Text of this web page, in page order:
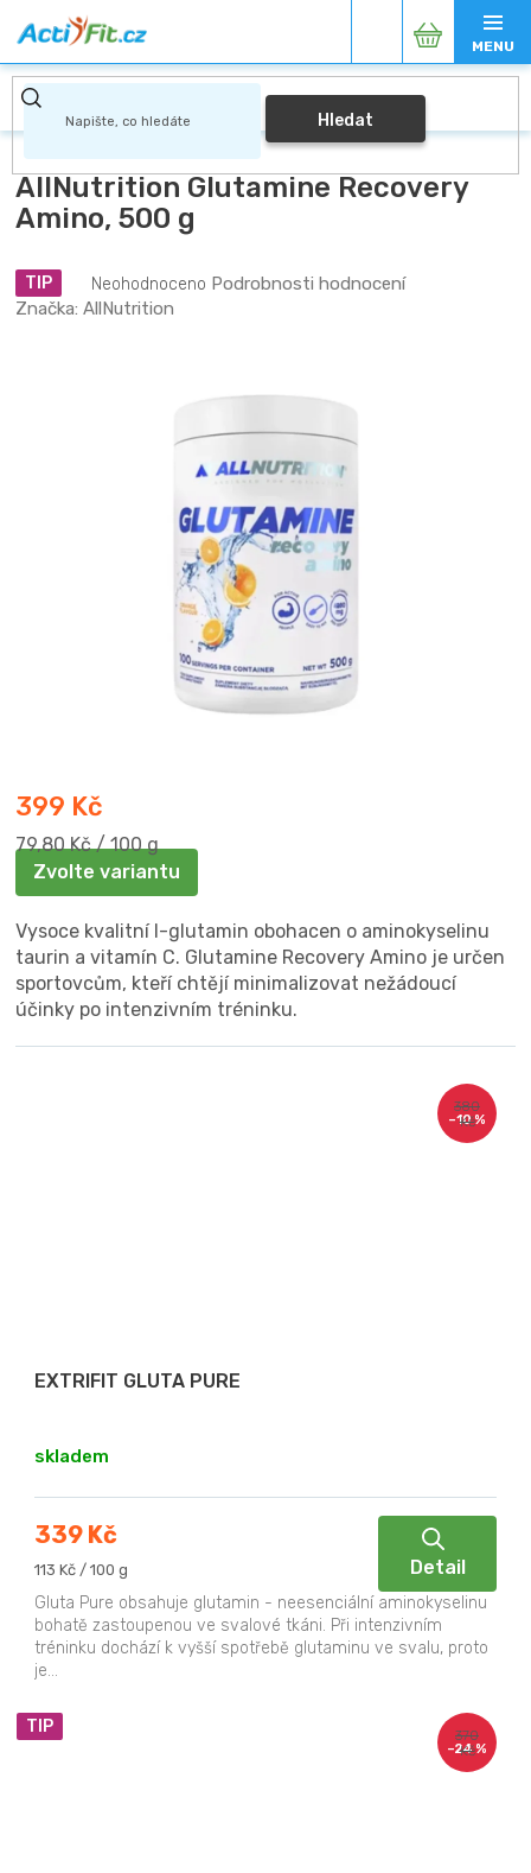
na
obsah
Hledat
Nákupní
košík
AllNutrition Glutamine Recovery
Amino, 500 g
TIP
Průměrné
hodnocení
Neohodnoceno Podrobnosti hodnocení
Značka: AllNutrition
399 Kč
Měrná
cena:
79,80 Kč / 100 g
Zvolte variantu
Vysoce kvalitní l-glutamin obohacen o aminokyselinu
taurin a vitamín C. Glutamine Recovery Amino je určen
sportovcům, kteří chtějí minimalizovat nežádoucí
účinky po intenzivním tréninku.
380
Kč
–10 %
EXTRIFIT GLUTA PURE
skladem
339 Kč
Měrná
113 Kč / 100 g Detail
Gluta Pure obsahuje glutamin - neesenciální aminokyselinu
bohatě zastoupenou ve svalové tkáni. Při intenzivním
tréninku dochází k vyšší spotřebě glutaminu ve svalu, proto
je...
TIP
370
Kč
–24 %